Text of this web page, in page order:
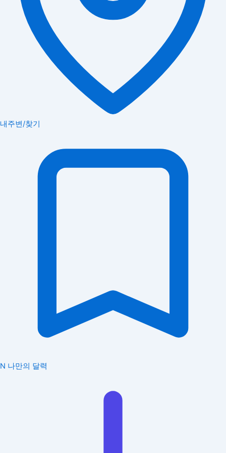
내주변/찾기
N 나만의 달력